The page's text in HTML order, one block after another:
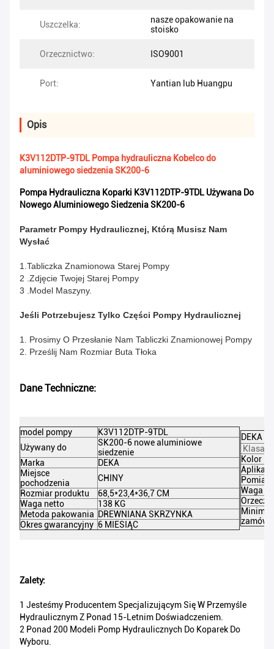
Uszczelka:
nasze opakowanie na
stoisko
Orzecznictwo: ISO9001
Port: Yantian lub Huangpu
Opis
K3V112DTP-9TDL Pompa hydrauliczna Kobelco do
aluminiowego siedzenia SK200-6
Pompa Hydrauliczna Koparki K3V112DTP-9TDL Używana Do
Nowego Aluminiowego Siedzenia SK200-6
Parametr Pompy Hydraulicznej, Którą Musisz Nam
Wysłać
1.Tabliczka Znamionowa Starej Pompy
2 .Zdjęcie Twojej Starej Pompy
3 .Model Maszyny.
Jeśli Potrzebujesz Tylko Części Pompy Hydraulicznej
1. Prosimy O Przesłanie Nam Tabliczki Znamionowej Pompy
2. Prześlij Nam Rozmiar Buta Tłoka
Dane Techniczne:
model pompy
K3V112DTP-9TDL
Używany do
SK200-6 nowe aluminiowe
siedzenie
Marka
DEKA
Miejsce
pochodzenia
CHINY
Rozmiar produktu
68,5*23,4*36,7 CM
Waga netto
138 KG
Metoda pakowania DREWNIANA SKRZYNKA
Okres gwarancyjny 6 MIESIĄC
DEKA
Klasa
Kolor
Pomiar
Waga
Zalety:
1 Jesteśmy Producentem Specjalizującym Się W Przemyśle
Hydraulicznym Z Ponad 15-Letnim Doświadczeniem.
2 Ponad 200 Modeli Pomp Hydraulicznych Do Koparek Do
Wyboru.